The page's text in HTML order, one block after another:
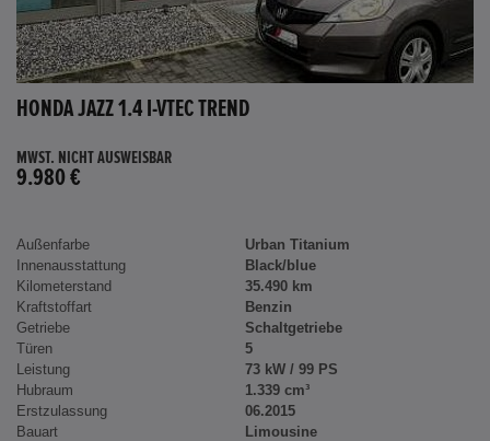
HONDA JAZZ 1.4 I-VTEC TREND
MWST. NICHT AUSWEISBAR
9.980 €
Außenfarbe
Urban Titanium
Innenausstattung
Black/blue
Kilometerstand
35.490 km
Kraftstoffart
Benzin
Getriebe
Schaltgetriebe
Türen
5
Leistung
73 kW / 99 PS
Hubraum
1.339 cm³
Erstzulassung
06.2015
Bauart
Limousine